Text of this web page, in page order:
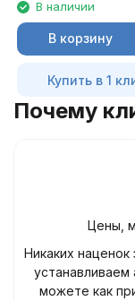
В наличии
В корзину
Купить в 1
Почему
Цены,
Никаких
устанавливаем
можете как